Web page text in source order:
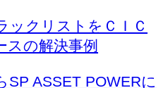
ックリストをＣＩＣ
スの解決事例
SP ASSET POWERに